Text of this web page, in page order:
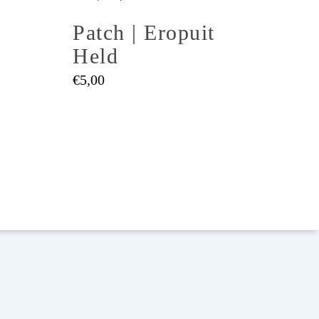
Patch | Eropuit
Held
€5,00
Ongelooflijk spannende links